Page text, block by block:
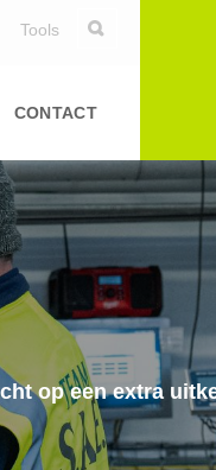
Tools
CONTACT
op een extra